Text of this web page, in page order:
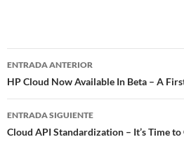
Navegador
de
entradas
ENTRADA ANTERIOR
HP Cloud Now Available In Beta – A
ENTRADA SIGUIENTE
Cloud API Standardization – It’s Time to